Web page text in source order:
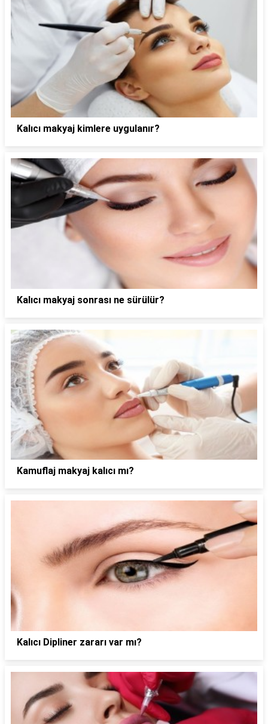
Kalıcı makyaj kimlere uygulanır?
Kalıcı makyaj sonrası ne sürülür?
Kamuflaj makyaj kalıcı mı?
Kalıcı Dipliner zararı var mı?